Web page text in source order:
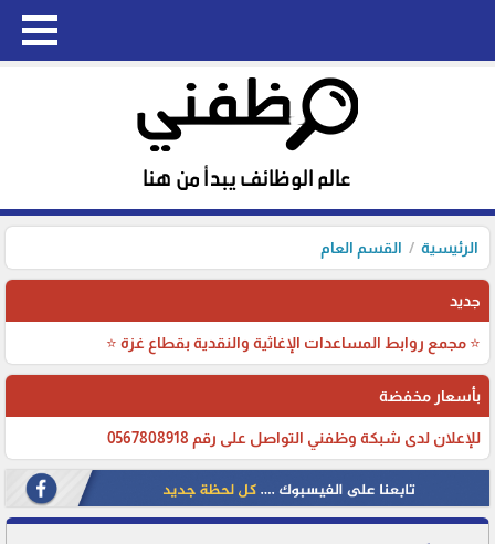
الرئيسية القسم العام
جديد
⭐ مجمع روابط المساعدات الإغاثية والنقدية بقطاع غزة ⭐
بأسعار مخفضة
للإعلان لدى شبكة وظفني التواصل على رقم 0567808918